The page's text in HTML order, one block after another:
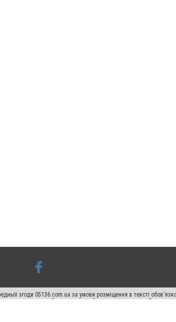
згоди 05136.com.ua за умови розміщення в тексті
нижче другого абзацу в тексті або в якості джерела.